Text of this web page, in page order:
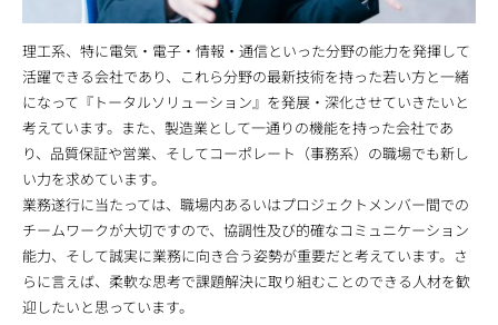
理工系、特に電気・電子・情報・通信といった分野の能力を発揮して
活躍できる会社であり、これら分野の最新技術を持った若い方と一緒
になって『トータルソリューション』を発展・深化させていきたいと
考えています。また、製造業として一通りの機能を持った会社であ
り、品質保証や営業、そしてコーポレート（事務系）の職場でも新し
い力を求めています。
業務遂行に当たっては、職場内あるいはプロジェクトメンバー間での
チームワークが大切ですので、協調性及び的確なコミュニケーション
能力、そして誠実に業務に向き合う姿勢が重要だと考えています。さ
らに言えば、柔軟な思考で課題解決に取り組むことのできる人材を歓
迎したいと思っています。